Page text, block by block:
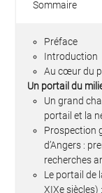
Sommaire
Préface
Introduction
Au cœur du
Un portail du
Un grand
portail et la
Prospection
d’Angers :
recherches
Le portail de
XIXe